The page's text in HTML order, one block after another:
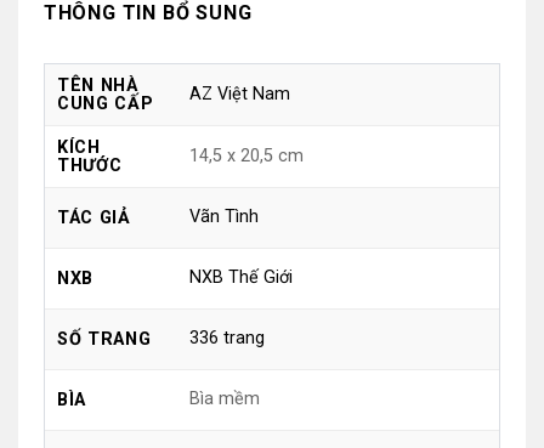
THÔNG TIN BỔ SUNG
TÊN NHÀ
CUNG CẤP
AZ Việt Nam
KÍCH
THƯỚC
14,5 x 20,5 cm
TÁC GIẢ Vãn Tình
NXB NXB Thế Giới
SỐ TRANG 336 trang
BÌA Bìa mềm